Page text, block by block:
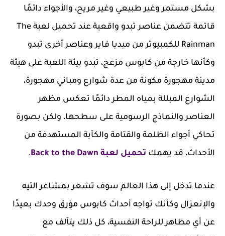
بشكل مستمر وغير طبيعي وغير مريح، والأجواء دائمًا
قاتمة تتضمن عناصر تبدو واقعية عند تحميل لعبة The
Rainman للكمبيوتر من ميديا فاير وعناصر أخرى تبدو
وكأنها خارجة من كابوس مزعج، تبدو بيئة اللعبة على هيئة
مدينة مهجورة مكونة من عدة شوارع ومباني مهجورة،
الشوارع المبللة بمياه المطر دائمًا تعكس مظهر
العناصر والنماذج الرسومية على سطحها، ولكن بصورة
تحاكي أجواء الظلمة والقتامة والكآبة المستهدفة من
الأحداث، قد يهمك تحميل لعبة Back to the Dawn .
عندما تدخل إلى هذا العالم سوف تشعر بمشاعر التيه
والإنعزال وكأنك تواجه أحداث كابوس مؤرق وحدك بعيدًا
عن أي مظاهر للراحة النفسية، كل ذلك يتآلف مع